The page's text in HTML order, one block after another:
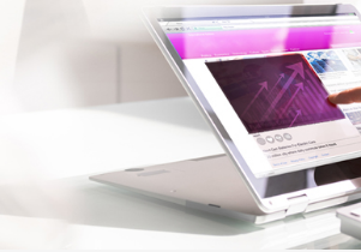
การพัฒนาที่ยั่งยืน
บริการทางการเงิน
ติดต่อเรา
บริการออนไลน์